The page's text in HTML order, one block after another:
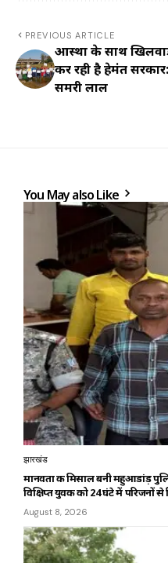
PREVIOUS ARTICLE
आस्था के साथ
कर रही है हेमंत सरकार:
समरी लाल
You May also Like
झारखंड
मानवता की मिसाल बनी महुआडांड़
विक्षिप्त युवक को 24 घंटे में परिजनों से
August 8, 2026